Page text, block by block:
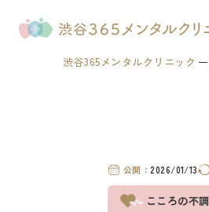
渋谷365メンタルクリニック
公開：2026/01/13
こころの不調